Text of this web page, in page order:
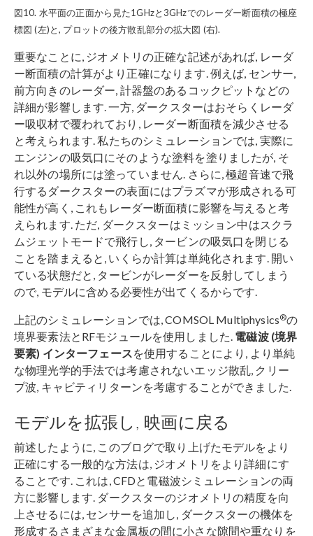
図10. 水平面の正面から見た1GHzと3GHzでのレーダー断面積の極座
標図 (左)と, プロットの後方散乱部分の拡大図 (右).
重要なことに, ジオメトリの正確な記述があれば, レーダ
ー断面積の計算がより正確になります. 例えば, センサー,
前方向きのレーダー, 計器盤のあるコックピットなどの
詳細が影響します. 一方, ダークスターはおそらくレーダ
ー吸収材で覆われており, レーダー断面積を減少させる
と考えられます. 私たちのシミュレーションでは, 実際に
エンジンの吸気口にそのような塗料を塗りましたが, そ
れ以外の場所には塗っていません. さらに, 極超音速で飛
行するダークスターの表面にはプラズマが形成される可
能性が高く, これもレーダー断面積に影響を与えると考
えられます. ただ, ダークスターはミッション中はスクラ
ムジェットモードで飛行し, タービンの吸気口を閉じる
ことを踏まえると, いくらか計算は単純化されます. 開い
ている状態だと, タービンがレーダーを反射してしまう
ので, モデルに含める必要性が出てくるからです.
上記のシミュレーションでは, COMSOL Multiphysics®の
境界要素法とRFモジュールを使用しました. 電磁波 (境界
要素) インターフェース を使用することにより, より単純
な物理光学的手法では考慮されないエッジ散乱, クリー
プ波, キャビティリターンを考慮することができました.
モデルを拡張し, 映画に戻る
前述したように, このブログで取り上げたモデルをより
正確にする一般的な方法は, ジオメトリをより詳細にす
ることです. これは, CFDと電磁波シミュレーションの両
方に影響します. ダークスターのジオメトリの精度を向
上させるには, センサーを追加し, ダークスターの機体を
形成するさまざまな金属板の間に小さな隙間や重なりを